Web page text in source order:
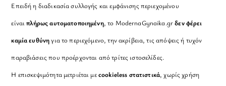
Επειδή η διαδικασία συλλογής και εμφάνισης περιεχομένου
είναιπλήρως αυτοματοποιημένη, το ModernaGynaika.grδεν φέρει
καμία ευθύνηγια το περιεχόμενο, την ακρίβεια, τις απόψεις ή τυχόν
παραβιάσεις που προέρχονται από τρίτες ιστοσελίδες.
Η επισκεψιμότητα μετριέται μεcookieless στατιστικά, χωρίς χρήση